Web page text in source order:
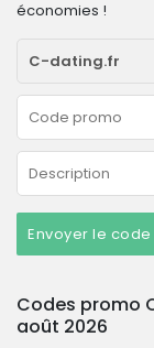
économies !
Envoyer le code
Codes promo
août 2026